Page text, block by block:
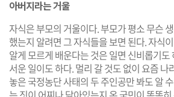
아버지라는 거울
자식은 부모의 거울이다. 부모가 평소 무슨
했는지 알려면 그 자식들을 보면 된다. 자식
알게 모르게 배운다는 것은 일면 신비롭기도
서운 일이도 하다. 멀리 갈 것도 없이 요즘 나
놓은 국정농단 사태의 두 주인공만 봐도 알